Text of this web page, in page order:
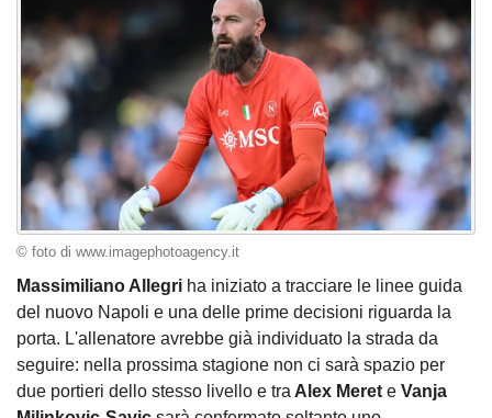
© foto di www.imagephotoagency.it
Massimiliano Allegri ha iniziato a tracciare le linee guida
del nuovo Napoli e una delle prime decisioni riguarda la
porta. L'allenatore avrebbe già individuato la strada da
seguire: nella prossima stagione non ci sarà spazio per
due portieri dello stesso livello e tra Alex Meret e Vanja